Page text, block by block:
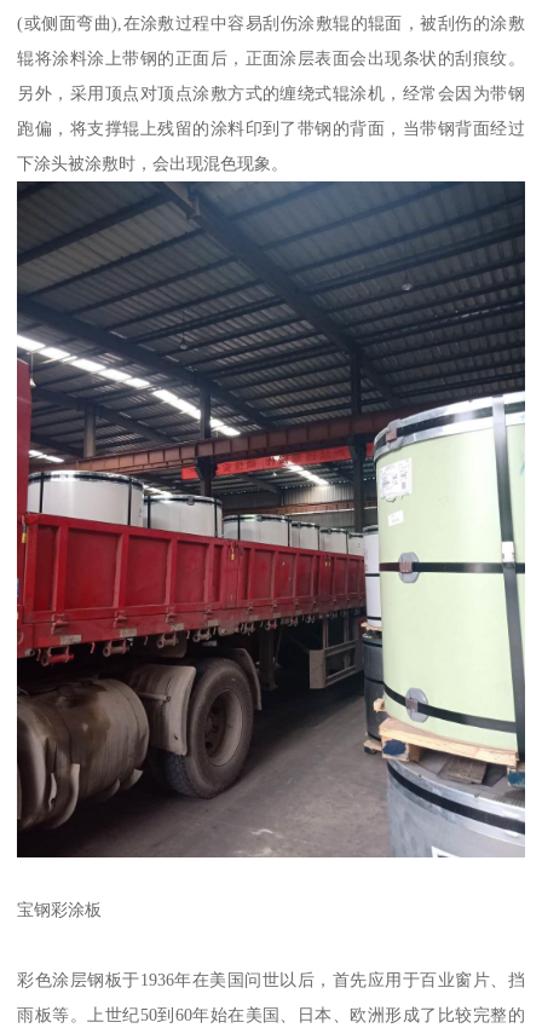
(或侧面弯曲),在涂敷过程中容易刮伤涂敷辊的辊面，被刮伤的涂敷
辊将涂料涂上带钢的正面后，正面涂层表面会出现条状的刮痕纹。
另外，采用顶点对顶点涂敷方式的缠绕式辊涂机，经常会因为带钢
跑偏，将支撑辊上残留的涂料印到了带钢的背面，当带钢背面经过
下涂头被涂敷时，会出现混色现象。
宝钢彩涂板
彩色涂层钢板于1936年在美国问世以后，首先应用于百业窗片、挡
雨板等。上世纪50到60年始在美国、日本、欧洲形成了比较完整的